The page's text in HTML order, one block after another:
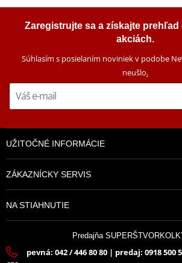
Zaregistrujte sa a získajte
akciách.
Súhlasím s posielaním noviniek v podobe
neušlo.
UŽITOČNÉ INFORMÁCIE
ZÁKAZNÍCKY SERVIS
NA STIAHNUTIE
Predajňa
pevná: 042 / 446 80 80 | predaj: 0918 500